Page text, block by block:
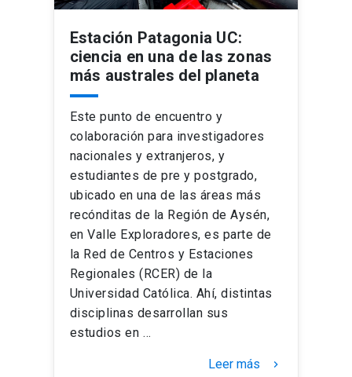
Estación Patagonia UC:
ciencia en una de las zonas
más australes del planeta
Este punto de encuentro y
colaboración para investigadores
nacionales y extranjeros, y
estudiantes de pre y postgrado,
ubicado en una de las áreas más
recónditas de la Región de Aysén,
en Valle Exploradores, es parte de
la Red de Centros y Estaciones
Regionales (RCER) de la
Universidad Católica. Ahí, distintas
disciplinas desarrollan sus
estudios en …
Leer más keyboard_arrow_right